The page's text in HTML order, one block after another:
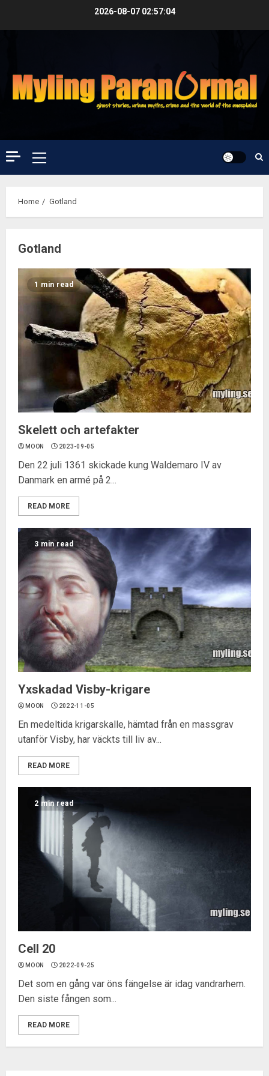
2026-08-07 02:57:04
Primary
Menu
Home Gotland
Gotland
1 min read
Skelett och artefakter
MOON 2023-09-05
Den 22 juli 1361 skickade kung Waldemaro IV av
Danmark en armé på 2...
READ MORE
3 min read
Yxskadad Visby-krigare
MOON 2022-11-05
En medeltida krigarskalle, hämtad från en massgrav
utanför Visby, har väckts till liv av...
READ MORE
2 min read
Cell 20
MOON 2022-09-25
Det som en gång var öns fängelse är idag vandrarhem.
Den siste fången som...
READ MORE